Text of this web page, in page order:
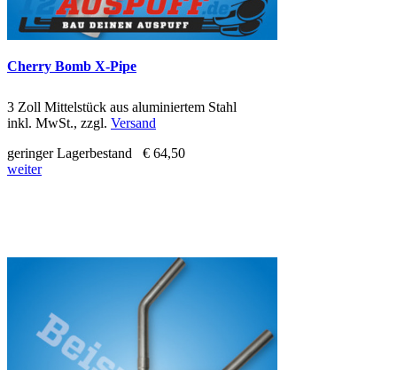
Cherry Bomb X-Pipe
3 Zoll Mittelstück aus aluminiertem Stahl
inkl. MwSt., zzgl. Versand
geringer Lagerbestand
€ 64,50
weiter